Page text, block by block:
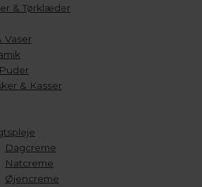
& Tørklæder
Vaser
& Kasser
Dagcreme
Natcreme
Øjencreme